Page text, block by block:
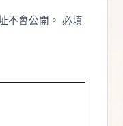
不會公開。 必填